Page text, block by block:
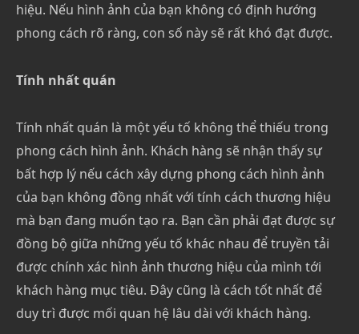
hiệu. Nếu hình ảnh của bạn không có định hướng
phong cách rõ ràng, con số này sẽ rất khó đạt được.
Tính nhất quán
Tính nhất quán là một yếu tố không thể thiếu trong
phong cách hình ảnh. Khách hàng sẽ nhận thấy sự
bất hợp lý nếu cách xây dựng phong cách hình ảnh
của bạn không đồng nhất với tính cách thương hiệu
mà bạn đang muốn tạo ra. Bạn cần phải đạt được sự
đồng bộ giữa những yếu tố khác nhau để truyền tải
được chính xác hình ảnh thương hiệu của mình tới
khách hàng mục tiêu. Đây cũng là cách tốt nhất để
duy trì được mối quan hệ lâu dài với khách hàng.